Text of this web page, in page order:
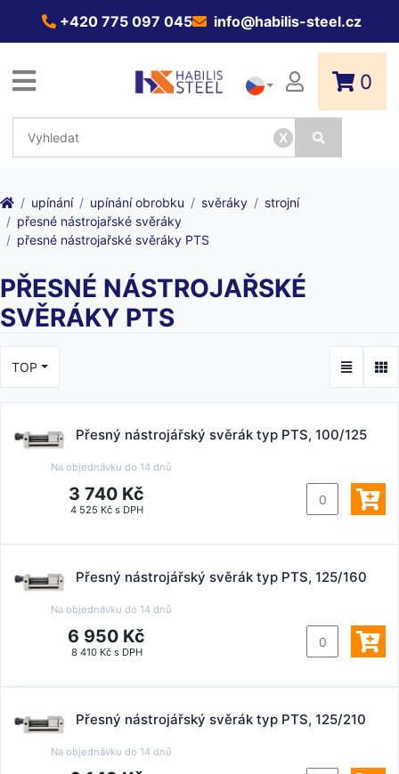
+420 775 097 045 info@habilis-steel.cz
x
0
upínání upínání obrobku svěráky
strojní
přesné nástrojařské svěráky
přesné nástrojařské svěráky PTS
PŘESNÉ NÁSTROJAŘSKÉ
SVĚRÁKY PTS
TOP
Přesný nástrojářský svěrák typ PTS, 100/125
Na objednávku do 14 dnů
3 740 Kč
4 525 Kč s DPH
Přesný nástrojářský svěrák typ PTS, 125/160
Na objednávku do 14 dnů
6 950 Kč
8 410 Kč s DPH
Přesný nástrojářský svěrák typ PTS, 125/210
Na objednávku do 14 dnů